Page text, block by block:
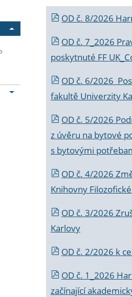
OD č. 8/2026
OD č. 7_2026
poskytnuté FF
OD č. 6/2026
fakultě Univerzity
OD č. 5/2026
z úvěru na bytové
s bytovými
OD č. 4/2026
Knihovny
OD č. 3/2026
Karlovy
OD č. 2/2026 k
OD č. 1_2026
začínající